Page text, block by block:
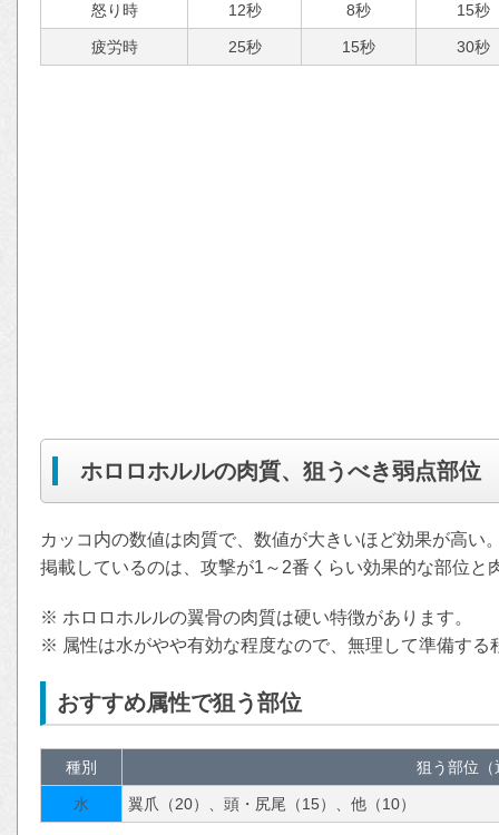
怒り時 12秒 8秒 15秒
疲労時 25秒 15秒 30秒
ホロロホルルの肉質、狙うべき弱点部位
カッコ内の数値は肉質で、数値が大きいほど効果が高い
掲載しているのは、攻撃が1～2番くらい効果的な部位と
※ ホロロホルルの翼骨の肉質は硬い特徴があります。
※ 属性は水がやや有効な程度なので、無理して準備する
おすすめ属性で狙う部位
種別 狙う部位（
水 翼爪（20）、頭・尻尾（15）、他（10）